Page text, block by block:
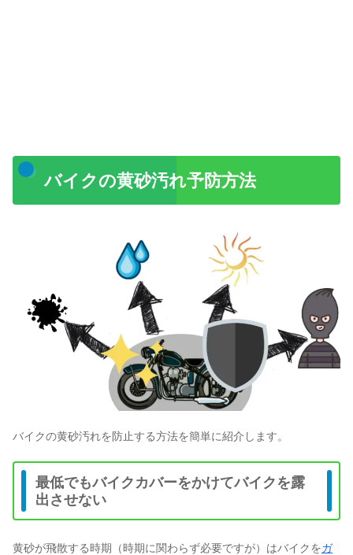
バイクの黄砂汚れ予防方法
バイクの黄砂汚れを防止する方法を簡単に紹介します。
最低でもバイクカバーをかけてバイクを露
出させない
黄砂が飛散する時期（時期に関わらず必要ですが）はバイクをガ